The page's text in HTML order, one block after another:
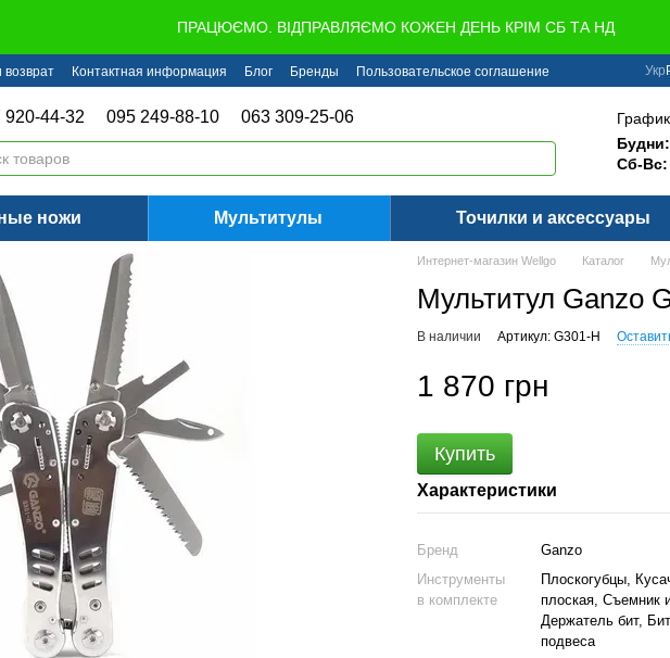
ПРАЦЮЄМО. ВІДПРАВЛЯЄМО КОЖЕН ДЕНЬ КРІМ СБ ТА НД
Контактная информация Блог Бренды Пользовательское соглашение Укр
920-44-32 095 249-88-10 063 309-25-06
Будни:
Сб-Вс:
ножи Мультитулы Точилки и аксессуары
Интернет-магазин Wellgo Каталог
Мультитул Ganzo
В наличии Артикул: G301-H
1 870 грн
Купить
Характеристики
Бренд
Ganzo
Инструменты
в комплекте
Плоскогубцы,
плоская, Съемник
Держатель бит,
подвеса